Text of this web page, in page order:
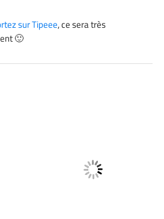
sur Tipeee, ce sera très
🙂